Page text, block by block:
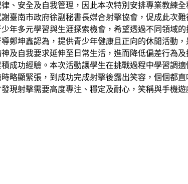
、安全及自我管理，因此本次特別安排專業教練
臺南市政府徐副秘書長媒合射擊協會，促成此次
多元學習與生涯探索機會，希望透過不同領域
鄭坤鑫認為，提供青少年健康且正向的休閒活動
及自我要求延伸至日常生活，進而降低偏差行為
成功經驗。本次活動讓學生在挑戰過程中學習調
顯緊張，到成功完成射擊後露出笑容，個個都直
射擊需要高度專注、穩定及耐心，笑稱與手機